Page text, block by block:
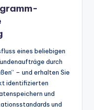
eines beliebigen
durch
– und erhalten Sie
identifizierten
und
und